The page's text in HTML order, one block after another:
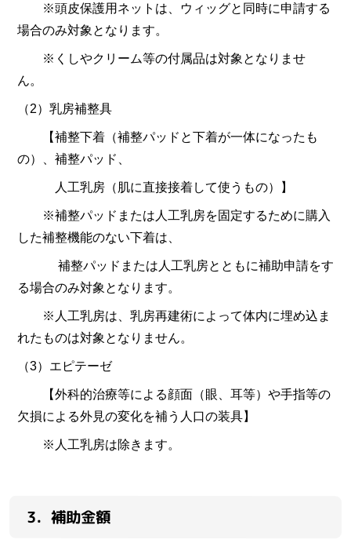
※頭皮保護用ネットは、ウィッグと同時に申請する
場合のみ対象となります。
※くしやクリーム等の付属品は対象となりませ
ん。
（2）乳房補整具
【補整下着（補整パッドと下着が一体になったも
の）、補整パッド、
人工乳房（肌に直接接着して使うもの）】
※補整パッドまたは人工乳房を固定するために購入
した補整機能のない下着は、
補整パッドまたは人工乳房とともに補助申請をす
る場合のみ対象となります。
※人工乳房は、乳房再建術によって体内に埋め込ま
れたものは対象となりません。
（3）エピテーゼ
【外科的治療等による顔面（眼、耳等）や手指等の
欠損による外見の変化を補う人口の装具】
※人工乳房は除きます。
3．補助金額